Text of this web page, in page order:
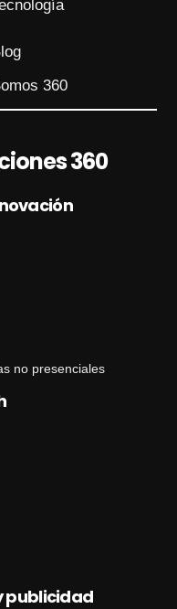
360
360
no presenciales
publicidad